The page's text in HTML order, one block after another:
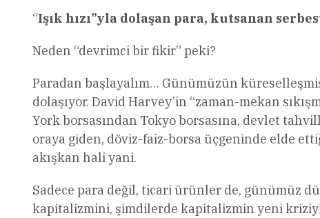
“Işık hızı”yla dolaşan para, kutsanan
Neden “devrimci bir fikir” peki?
Paradan başlayalım… Günümüzün
dolaşıyor. David Harvey’in “zaman-mekan
York borsasından Tokyo borsasına, devlet
oraya giden, döviz-faiz-borsa üçgeninde elde
akışkan hali yani.
Sadece para değil, ticari ürünler de, günümüz
kapitalizmini, şimdilerde kapitalizmin yeni